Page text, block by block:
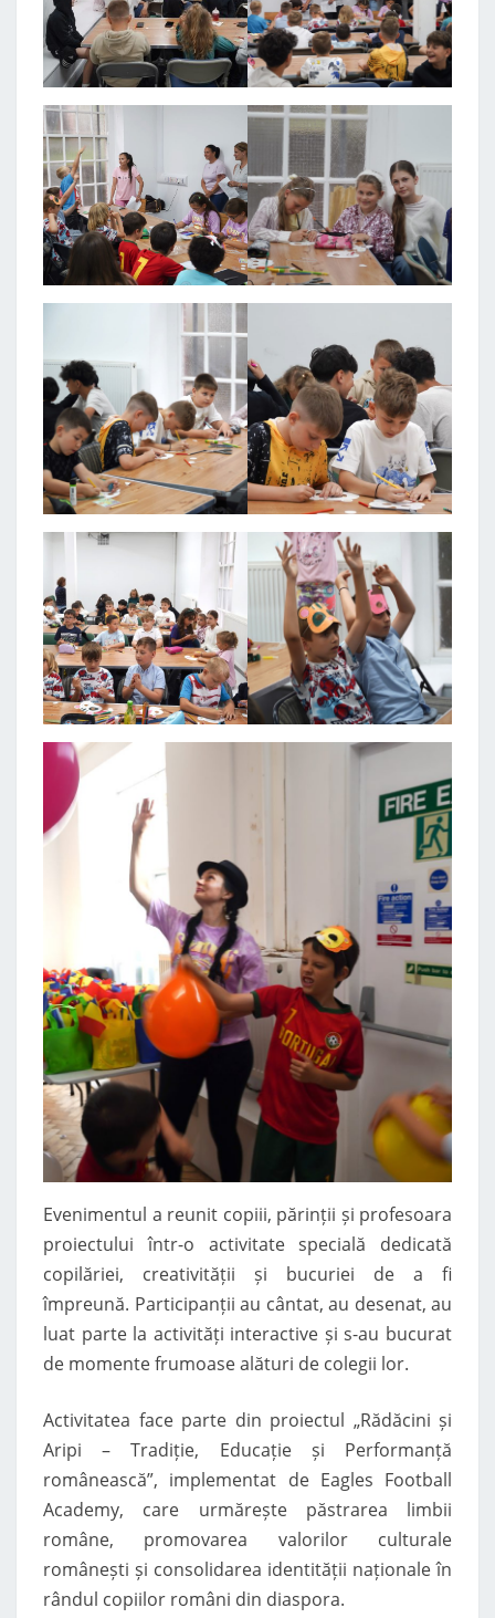
Evenimentul a reunit copiii, părinții și profesoara
proiectului într-o activitate specială dedicată
copilăriei, creativității și bucuriei de a fi
împreună. Participanții au cântat, au desenat, au
luat parte la activități interactive și s-au bucurat
de momente frumoase alături de colegii lor.
Activitatea face parte din proiectul „Rădăcini și
Aripi – Tradiție, Educație și Performanță
românească”, implementat de Eagles Football
Academy, care urmărește păstrarea limbii
române, promovarea valorilor culturale
românești și consolidarea identității naționale în
rândul copiilor români din diaspora.